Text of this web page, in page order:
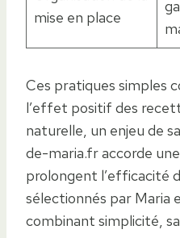
mise en place
Ces pratiques simples
l’effet positif des
naturelle, un enjeu de
de-maria.fr accorde
prolongent l’efficacité
sélectionnés par Maria
combinant simplicité,